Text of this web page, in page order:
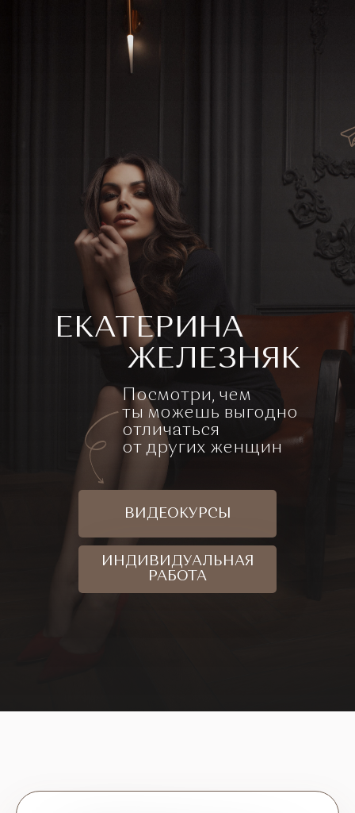
ВИДЕОКУРСЫ
ЕКАТЕРИНА
Посмотри, чем
ты можешь выгодно
отличаться
от других женщин
ЖЕЛЕЗНЯК
ИНДИВИДУАЛЬНАЯ
РАБОТА